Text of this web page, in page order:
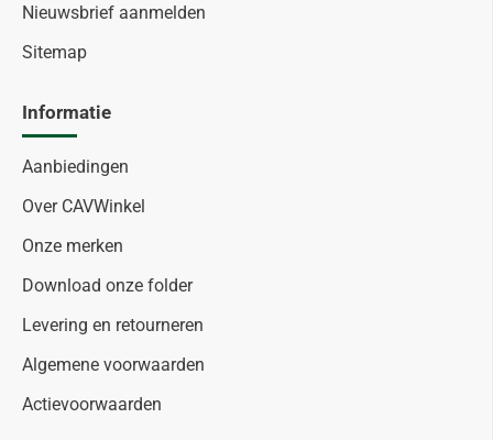
Nieuwsbrief aanmelden
Sitemap
Informatie
Aanbiedingen
Over CAVWinkel
Onze merken
Download onze folder
Levering en retourneren
Algemene voorwaarden
Actievoorwaarden